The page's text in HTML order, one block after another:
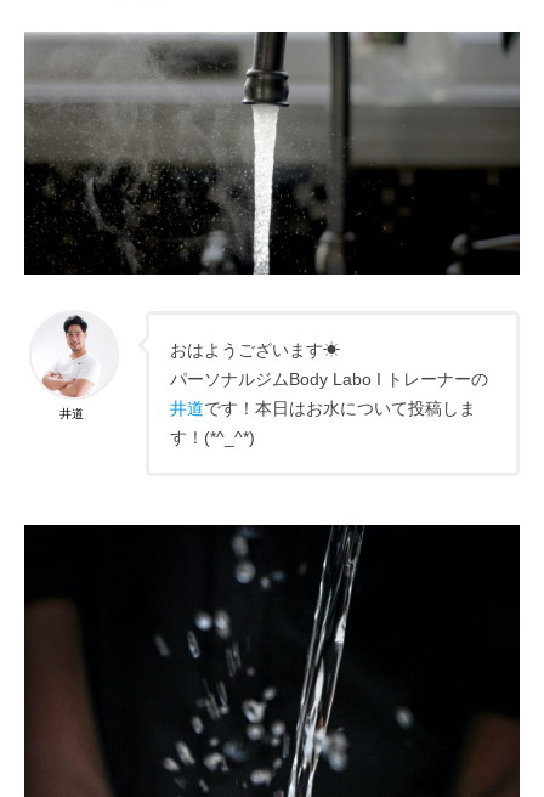
井道
おはようございます☀
パーソナルジムBody Labo I トレーナーの
井道です！本日はお水について投稿しま
す！(*^_^*)